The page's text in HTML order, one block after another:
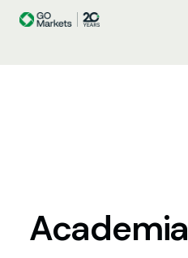
Academia